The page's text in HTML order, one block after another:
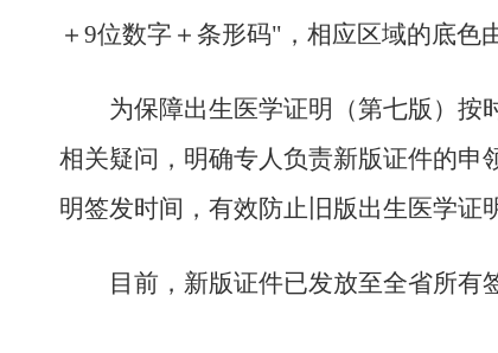
＋ 9位数字＋条形码" ，相应区域的底色
为保障出生医学证明（第七版） 按
相关疑问，明确专人负责新版证件的
明签发时间，有效防止旧版出生医学证
目前，新版证件已发放至全省所有